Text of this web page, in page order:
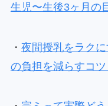
生児〜生後3ヶ月の
・ 夜間授乳をラク
の負担を減らすコツ